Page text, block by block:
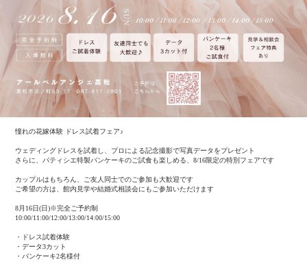
憧れの花嫁体験 ドレス試着フェア♪
ウェディングドレスを試着し、プロによる記念撮影で写真データをプレゼント
さらに、パティシエ特製パンケーキのご試食も楽しめる、8/16限定の特別フェアです
カップルはもちろん、ご友人同士でのご参加も大歓迎です
ご希望の方は、館内見学や結婚式相談会にもご参加いただけます
8月16日(日)※完全ご予約制
10:00/11:00/12:00/13:00/14:00/15:00
・ドレス試着体験
・データ3カット
・パンケーキ2名様付